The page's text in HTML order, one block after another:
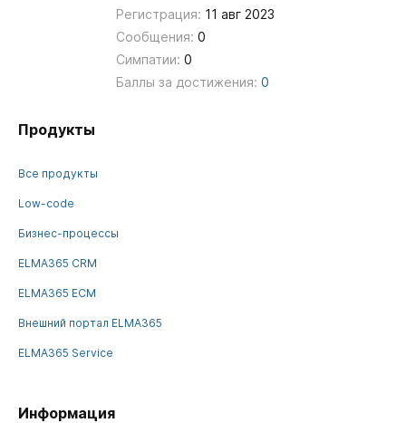
Регистрация: 11 авг 2023
Сообщения: 0
Симпатии: 0
Баллы за достижения: 0
Продукты
Все продукты
Low-code
Бизнес-процессы
ELMA365 CRM
ELMA365 ECM
Внешний портал ELMA365
ELMA365 Service
Информация